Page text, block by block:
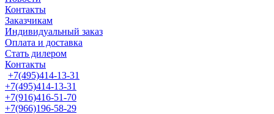
Контакты
Заказчикам
Индивидуальный заказ
Оплата и доставка
Стать дилером
Контакты
+7(495)414-13-31
+7(495)414-13-31
+7(916)416-51-70
+7(966)196-58-29